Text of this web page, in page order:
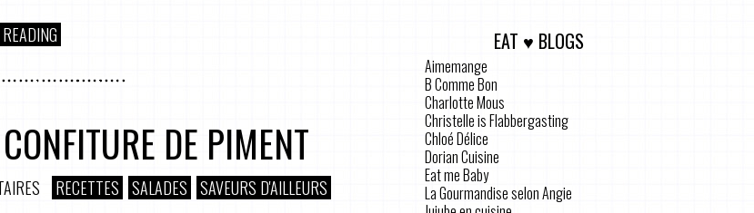
DE PIMENT
RECETTES SALADES SAVEURS D'AILLEURS
EAT ♥ BLOGS
Aimemange
B Comme Bon
Charlotte Mous
Christelle is Flabbergasting
Chloé Délice
Dorian Cuisine
Eat me Baby
La Gourmandise selon Angie